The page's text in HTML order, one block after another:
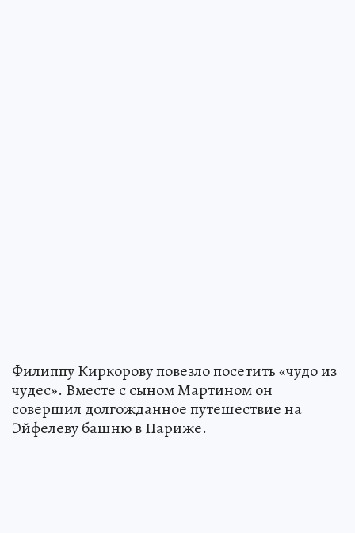
Филиппу Киркорову повезло посетить «чудо из
чудес». Вместе с сыном Мартином он
совершил долгожданное путешествие на
Эйфелеву башню в Париже.